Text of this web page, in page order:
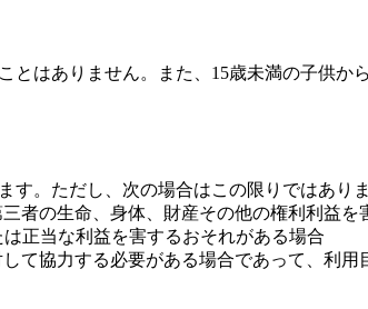
はありません。また、15歳未満の子供
。ただし、次の場合はこの限りではありま
者の生命、身体、財産その他の権利利益を
正当な利益を害するおそれがある場合
て協力する必要がある場合であって、利